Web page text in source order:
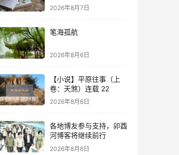
2026年8月7日
笔海孤航
2026年8月6日
【小说】平原往事（上
卷：天煞）连载 22
2026年8月6日
各地博友参与支持，卯酉
河博客将继续前行
2026年8月6日